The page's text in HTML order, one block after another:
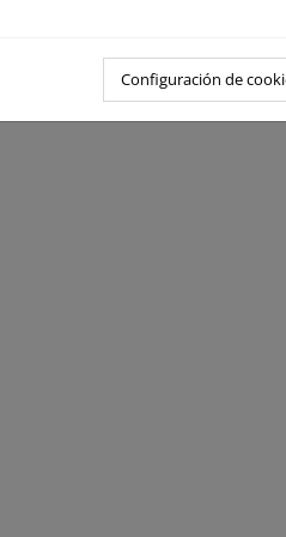
Configuración de